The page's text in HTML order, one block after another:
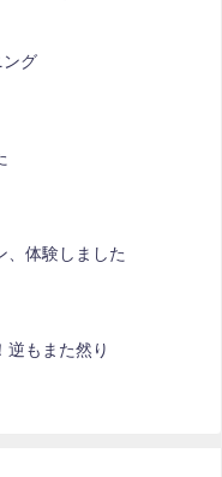
ング
、体験しました
逆もまた然り